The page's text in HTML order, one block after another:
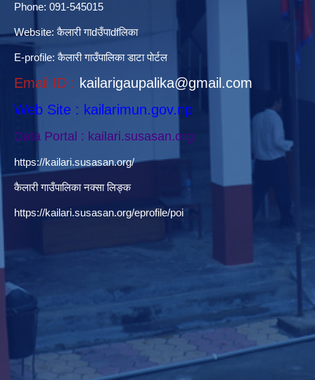
Phone: 091-545015
Website:कैलारी गाdउँपाdfलिका
E-profile:कैलारी गाउँपालिका डाटा पाेर्टल
Email ID : kailarigaupalika@gmail.com
Web Site : kailarimun.gov.np
Data Portal : kailari.susasan.org
https://kailari.susasan.org/
कैलारी गाउँपालिका नक्सा लिङ्क
https://kailari.susasan.org/eprofile/poi